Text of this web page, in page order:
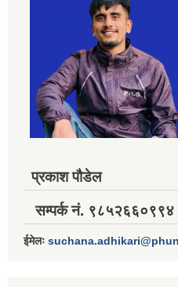
प्रकाश पौडेल
सम्पर्क नं. ९८५२६६०९९४
ईमेलः